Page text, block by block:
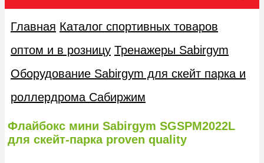
Главная Каталог спортивных товаров
оптом и в розницу Тренажеры Sabirgym
Оборудование Sabirgym для скейт парка и
роллердрома Сабиржим
Флайбокс мини Sabirgym SGSPM2022L
для скейт-парка proven quality